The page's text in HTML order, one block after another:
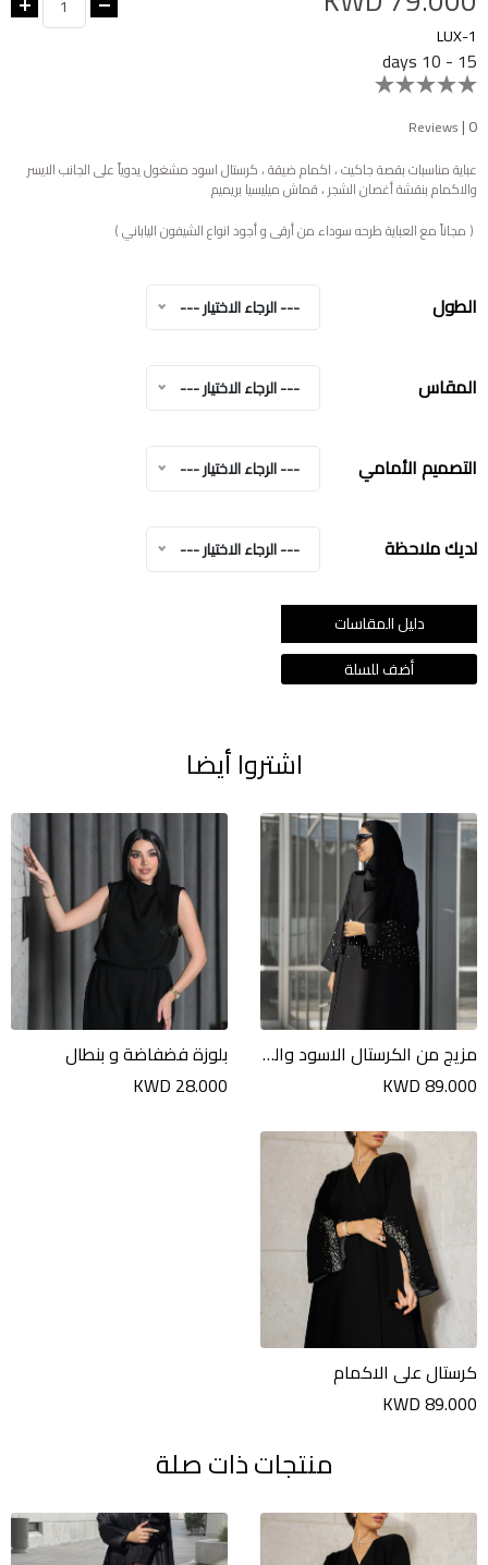
LUX-1
15 - 10 days
Reviews |0
عباية مناسبات بقصة جاكيت ، اكمام ضيقة ، كرستال اسود مشغول يدوياً على الجانب الايسر
والاكمام بنقشة أغصان الشجر ، قماش ميليسيا بريميم
( مجاناً مع العباية طرحه سوداء من أرقى و أجود انواع الشيفون الياباني )
الطول --- الرجاء الاختيار ---
المقاس --- الرجاء الاختيار ---
التصميم الأمامي --- الرجاء الاختيار ---
لديك ملاحظة --- الرجاء الاختيار ---
دليل المقاسات
اشتروا أيضا
مزيج من الكرستال الاسود والسلفر
KWD 89.000
بلوزة فضفاضة و بنطال
KWD 28.000
كرستال على الاكمام
KWD 89.000
منتجات ذات صلة